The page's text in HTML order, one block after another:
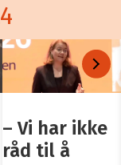
– Vi har ikke
råd til å